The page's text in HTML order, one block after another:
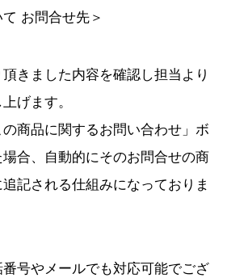
お問合せ先＞
きました内容を確認し担当より
げます。
の商品に関するお問い合わせ」ボ
合、自動的にそのお問合せの商
記される仕組みになっておりま
号やメールでも対応可能でござ